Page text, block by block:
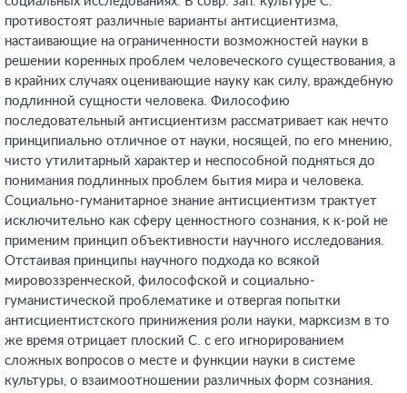
противостоят различные варианты антисциентизма,
настаивающие на ограниченности возможностей науки в
решении коренных проблем человеческого существования, а
в крайних случаях оценивающие науку как силу, враждебную
подлинной сущности человека. Философию
последовательный антисциентизм рассматривает как нечто
принципиально отличное от науки, носящей, по его мнению,
чисто утилитарный характер и неспособной подняться до
понимания подлинных проблем бытия мира и человека.
Социально-гуманитарное знание антисциентизм трактует
исключительно как сферу ценностного сознания, к к-рой не
применим принцип объективности научного исследования.
Отстаивая принципы научного подхода ко всякой
мировоззренческой, философской и социально-
гуманистической проблематике и отвергая попытки
антисциентистского принижения роли науки, марксизм в то
же время отрицает плоский С. с его игнорированием
сложных вопросов о месте и функции науки в системе
культуры, о взаимоотношении различных форм сознания.